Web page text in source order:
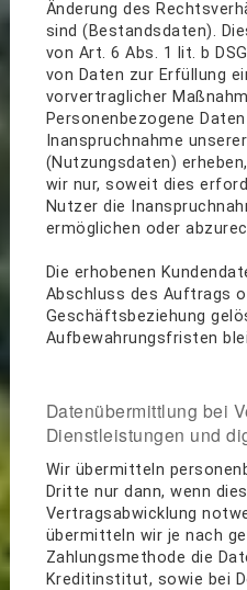
Änderung des
sind (Bestandsdaten).
von Art. 6 Abs. 1 lit. b
von Daten zur Erfüllung
vorvertraglicher
Personenbezogene
Inanspruchnahme
(Nutzungsdaten)
wir nur, soweit dies
Nutzer die
ermöglichen oder
Die erhobenen
Abschluss des Auftrags
Geschäftsbeziehung
Aufbewahrungsfristen
Datenübermittlung bei
Dienstleistungen und
Wir übermitteln
Dritte nur dann, wenn
Vertragsabwicklung
übermitteln wir je nach
Zahlungsmethode die
Kreditinstitut, sowie bei